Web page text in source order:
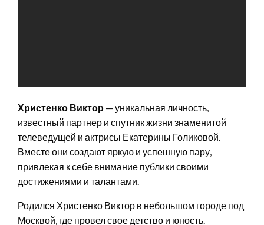
Христенко Виктор — уникальная личность,
известный партнер и спутник жизни знаменитой
телеведущей и актрисы Екатерины Голиковой.
Вместе они создают яркую и успешную пару,
привлекая к себе внимание публики своими
достижениями и талантами.
Родился Христенко Виктор в небольшом городе под
Москвой, где провел свое детство и юность.